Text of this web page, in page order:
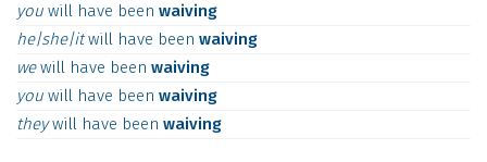
you will have been waiving
he|she|itwill have been waiving
wewill have been waiving
you will have been waiving
theywill have been waiving